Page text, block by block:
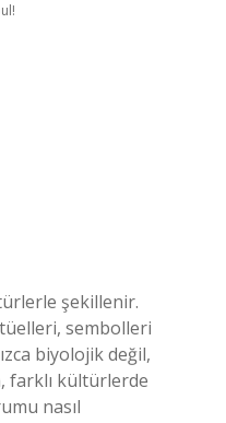
şekillenir.
sembolleri
biyolojik değil,
farklı kültürlerde
nasıl